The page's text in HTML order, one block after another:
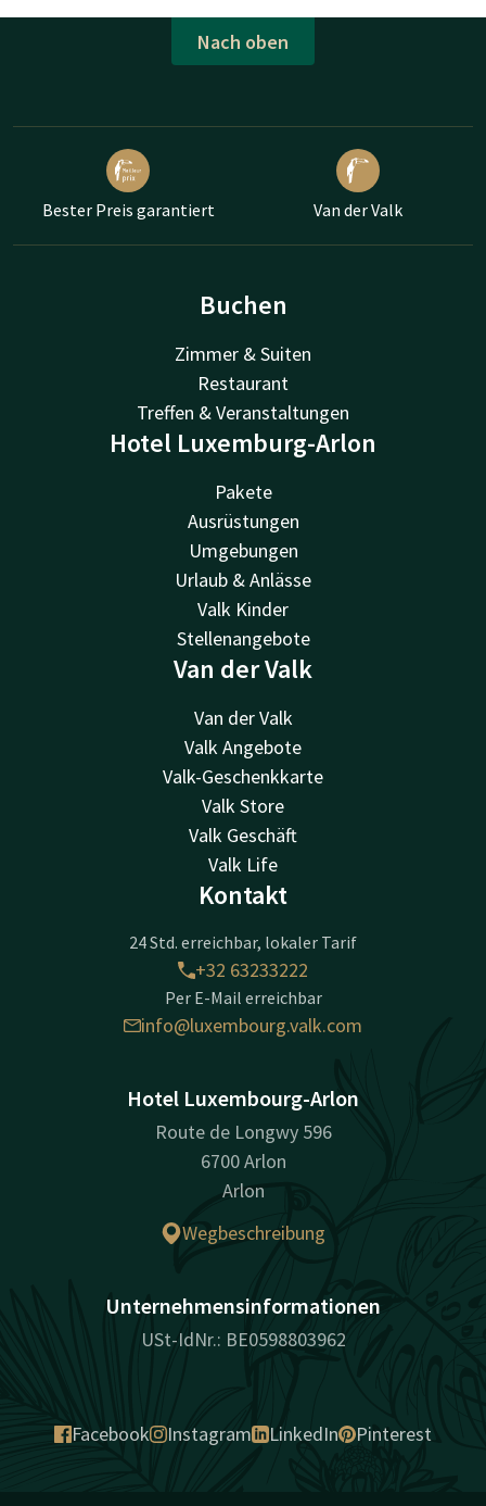
Nach oben
Bester Preis garantiert Van der Valk
Buchen
Zimmer & Suiten
Restaurant
Treffen & Veranstaltungen
Hotel Luxemburg-Arlon
Pakete
Ausrüstungen
Umgebungen
Urlaub & Anlässe
Valk Kinder
Stellenangebote
Van der Valk
Van der Valk
Valk Angebote
Valk-Geschenkkarte
Valk Store
Valk Geschäft
Valk Life
Kontakt
24 Std. erreichbar, lokaler Tarif
+32 63233222
Per E-Mail erreichbar
info@luxembourg.valk.com
Hotel Luxembourg-Arlon
Route de Longwy 596
6700 Arlon
Arlon
Wegbeschreibung
Unternehmensinformationen
USt-IdNr.: BE0598803962
Facebook Instagram LinkedIn Pinterest